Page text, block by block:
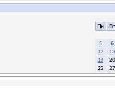
Пн Вт
5
6
12
13
19
20
26
27